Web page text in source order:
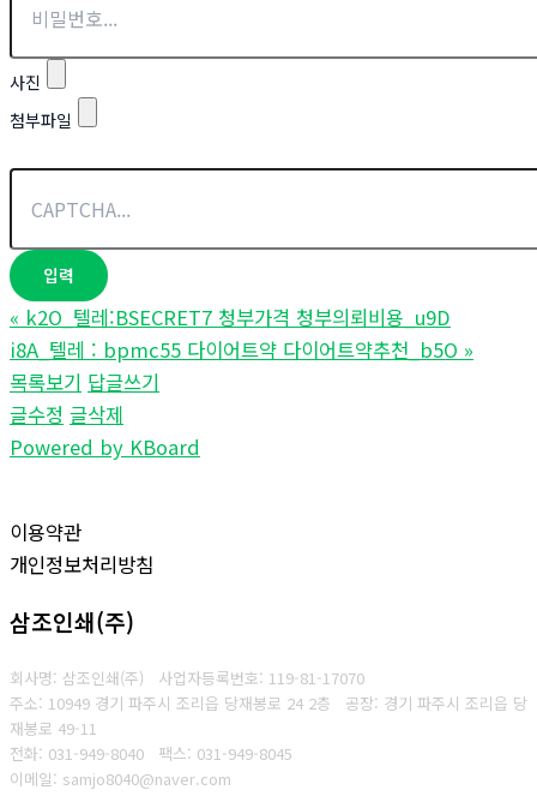
사진
첨부파일
« k2O_텔레:BSECRET7 청부가격 청부의뢰비용_u9D
i8A_텔레 : bpmc55 다이어트약 다이어트약추천_b5O »
목록보기 답글쓰기
글수정 글삭제
Powered by KBoard
이용약관
개인정보처리방침
삼조인쇄(주)
회사명: 삼조인쇄(주) 사업자등록번호: 119-81-17070
주소: 10949 경기 파주시 조리읍 당재봉로 24 2층 공장: 경기 파주시 조리읍 당
재봉로 49-11
전화: 031-949-8040
팩스: 031-949-8045
이메일: samjo8040@naver.com